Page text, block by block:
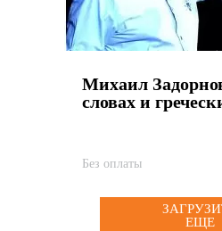
Михаил
словах и
Без оплаты
ЕЩЕ